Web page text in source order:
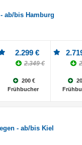
ab/bis Hamburg
2.299 €
2.349 €
200 €
Frühbucher
- ab/bis Kiel